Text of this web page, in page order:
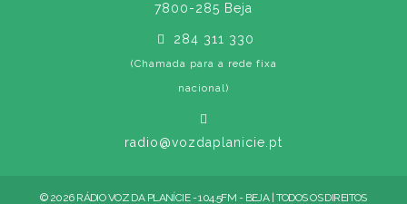
7800-285 Beja
284 311 330
(Chamada para a rede fixa
nacional)
radio@vozdaplanicie.pt
© 2026 RÁDIO VOZ DA PLANÍCIE - 104.5FM - BEJA | TODOS OS DIREITOS